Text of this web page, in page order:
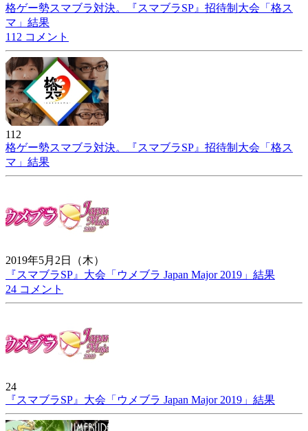
格ゲー勢スマブラ対決。『スマブラSP』招待制大会「格ス
マ」結果
112 コメント
112
格ゲー勢スマブラ対決。『スマブラSP』招待制大会「格ス
マ」結果
2019年5月2日（木）
『スマブラSP』大会「ウメブラ Japan Major 2019」結果
24 コメント
24
『スマブラSP』大会「ウメブラ Japan Major 2019」結果